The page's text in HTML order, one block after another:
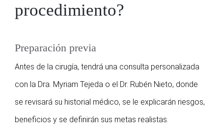
procedimiento?
Preparación previa
Antes de la cirugía, tendrá una consulta personalizada
con la Dra. Myriam Tejeda o el Dr. Rubén Nieto, donde
se revisará su historial médico, se le explicarán riesgos,
beneficios y se definirán sus metas realistas.